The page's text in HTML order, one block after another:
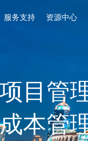
服务支持 资源中心
目管
本管